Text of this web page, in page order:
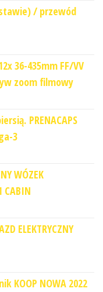
/ przewód
36-435mm FF/VV
zoom filmowy
PRENACAPS
3
WÓZEK
CABIN
ELEKTRYCZNY
KOOP NOWA 2022